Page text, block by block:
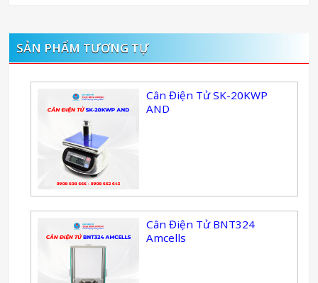
SẢN PHẨM TƯƠNG TỰ
Cân Điện Tử SK-20KWP
AND
Cân Điện Tử BNT324
Amcells